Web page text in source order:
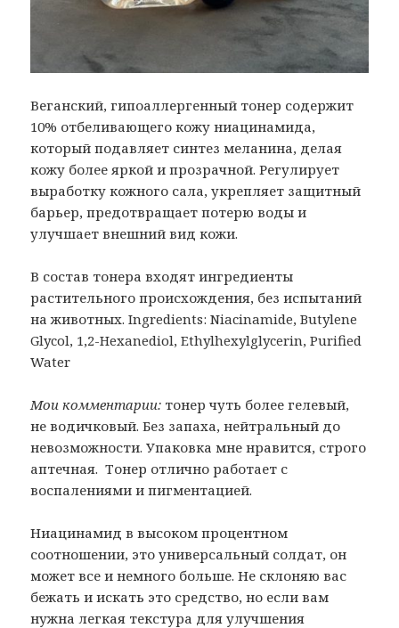
Веганский, гипоаллергенный тонер содержит
10% отбеливающего кожу ниацинамида,
который подавляет синтез меланина, делая
кожу более яркой и прозрачной. Регулирует
выработку кожного сала, укрепляет защитный
барьер, предотвращает потерю воды и
улучшает внешний вид кожи.
В состав тонера входят ингредиенты
растительного происхождения, без испытаний
на животных. Ingredients: Niacinamide, Butylene
Glycol, 1,2-Hexanediol, Ethylhexylglycerin, Purified
Water
Мои комментарии: тонер чуть более гелевый,
не водичковый. Без запаха, нейтральный до
невозможности. Упаковка мне нравится, строго
аптечная. Тонер отлично работает с
воспалениями и пигментацией.
Ниацинамид в высоком процентном
соотношении, это универсальный солдат, он
может все и немного больше. Не склоняю вас
бежать и искать это средство, но если вам
нужна легкая текстура для улучшения